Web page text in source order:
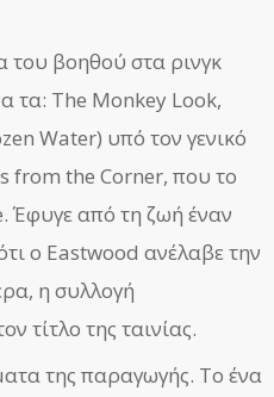
του βοηθού στα ρινγκ
τα: The Monkey Look,
Water) υπό τον γενικό
from the Corner, που το
Έφυγε από τη ζωή έναν
ο Eastwood ανέλαβε την
η συλλογή
τίτλο της ταινίας.
της παραγωγής. Το ένα